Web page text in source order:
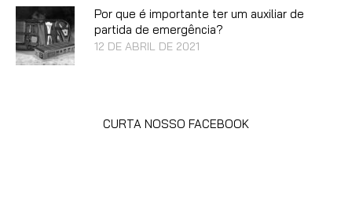
Por que é importante ter um auxiliar de
partida de emergência?
12 DE ABRIL DE 2021
CURTA NOSSO FACEBOOK